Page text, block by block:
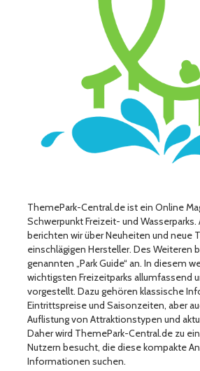
ThemePark-Central.de ist ein Online
Schwerpunkt Freizeit- und
berichten wir über Neuheiten und neue
einschlägigen Hersteller. Des Weiteren
genannten „Park Guide“ an. In diesem
wichtigsten Freizeitparks allumfassend
vorgestellt. Dazu gehören klassische
Eintrittspreise und Saisonzeiten, aber
Auflistung von Attraktionstypen und
Daher wird ThemePark-Central.de zu
Nutzern besucht, die diese kompakte
Informationen suchen.